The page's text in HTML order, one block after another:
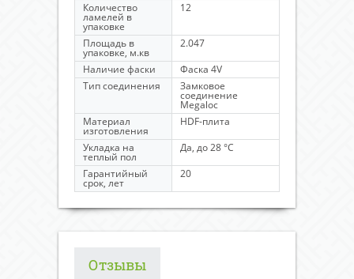
Количество
ламелей в
упаковке
12
Площадь в
упаковке, м.кв
2.047
Наличие фаски
Фаска 4V
Тип соединения
Замковое
соединение
Megaloc
Материал
изготовления
HDF-плита
Укладка на
теплый пол
Да, до 28 °C
Гарантийный
срок, лет
20
Отзывы